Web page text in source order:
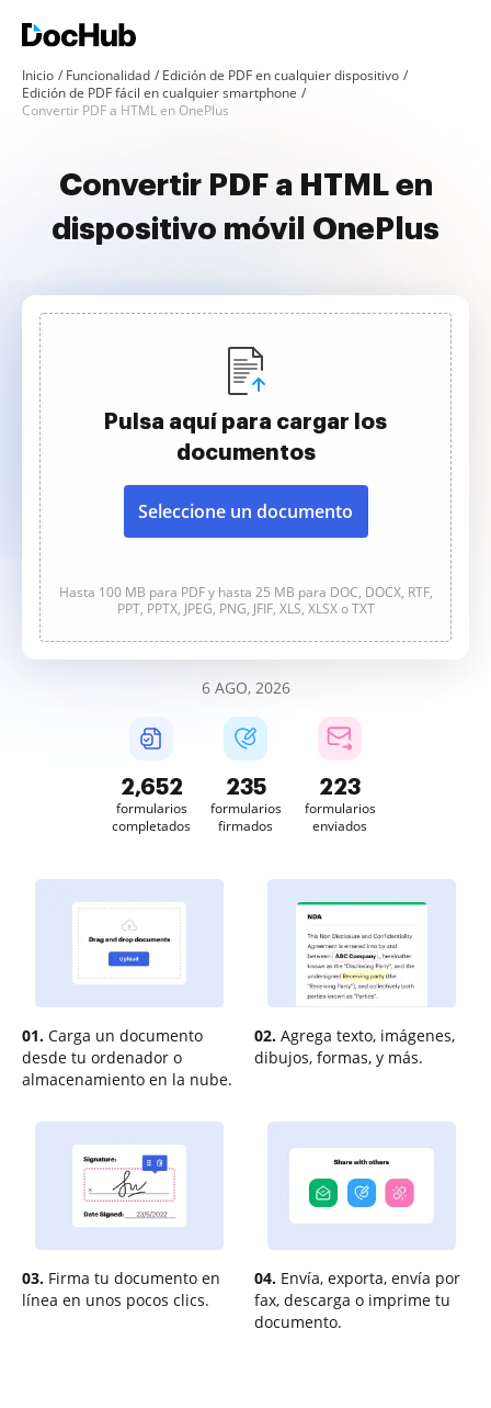
Inicio Funcionalidad
Edición de PDF en cualquier dispositivo
Edición de PDF fácil en cualquier smartphone
Convertir PDF a HTML en OnePlus
Convertir PDF a HTML en
dispositivo móvil OnePlus
Pulsa aquí para cargar los
documentos
Seleccione un documento
Hasta 100 MB para PDF y hasta 25 MB para DOC, DOCX, RTF,
PPT, PPTX, JPEG, PNG, JFIF, XLS, XLSX o TXT
6 AGO, 2026
2,652
formularios
completados
235
formularios
firmados
223
formularios
enviados
01. Carga un documento
desde tu ordenador o
almacenamiento en la nube.
02. Agrega texto, imágenes,
dibujos, formas, y más.
03. Firma tu documento en
línea en unos pocos clics.
04. Envía, exporta, envía por
fax, descarga o imprime tu
documento.